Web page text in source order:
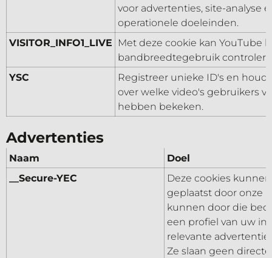
voor advertenties, site-analyse
operationele doeleinden.
VISITOR_INFO1_LIVE Met deze cookie kan YouTube
bandbreedtegebruik
YSC
Registreer unieke ID's en houd
over welke video's gebruikers
hebben bekeken.
Advertenties
Naam
Doel
__Secure-YEC
Deze cookies
geplaatst door onze
kunnen door die
een profiel van uw
relevante
Ze slaan geen